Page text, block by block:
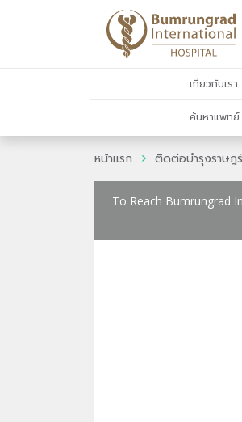
เกี่ยวกับเรา
ค้นหาแพทย์
หน้าแรก ติดต่อบำรุงราษฎร์
To Reach Bumrungrad